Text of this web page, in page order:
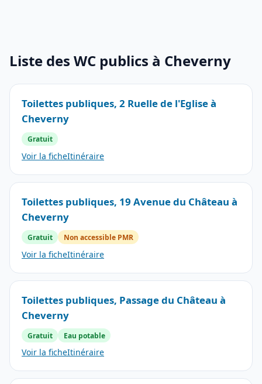
Liste des WC publics à Cheverny
Toilettes publiques, 2 Ruelle de l'Eglise à
Cheverny
Gratuit
Voir la ficheItinéraire
Toilettes publiques, 19 Avenue du Château à
Cheverny
Gratuit Non accessible PMR
Voir la ficheItinéraire
Toilettes publiques, Passage du Château à
Cheverny
Gratuit Eau potable
Voir la ficheItinéraire